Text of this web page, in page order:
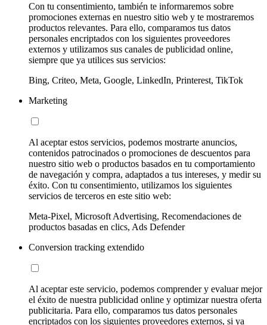
Con tu consentimiento, también te informaremos sobre
promociones externas en nuestro sitio web y te mostraremos
productos relevantes. Para ello, comparamos tus datos
personales encriptados con los siguientes proveedores
externos y utilizamos sus canales de publicidad online,
siempre que ya utilices sus servicios:
Bing, Criteo, Meta, Google, LinkedIn, Printerest, TikTok
Marketing
Al aceptar estos servicios, podemos mostrarte anuncios,
contenidos patrocinados o promociones de descuentos para
nuestro sitio web o productos basados en tu comportamiento
de navegación y compra, adaptados a tus intereses, y medir su
éxito. Con tu consentimiento, utilizamos los siguientes
servicios de terceros en este sitio web:
Meta-Pixel, Microsoft Advertising, Recomendaciones de
productos basadas en clics, Ads Defender
Conversion tracking extendido
Al aceptar este servicio, podemos comprender y evaluar mejor
el éxito de nuestra publicidad online y optimizar nuestra oferta
publicitaria. Para ello, comparamos tus datos personales
encriptados con los siguientes proveedores externos, si ya